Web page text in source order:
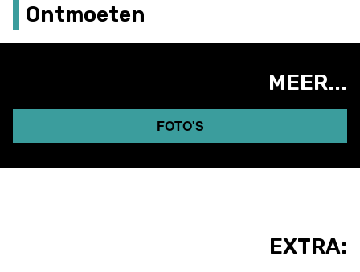
Ontmoeten
MEER...
FOTO'S
EXTRA: